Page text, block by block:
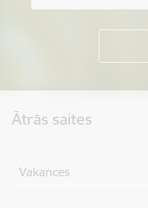
Ātrās saites
Vakances